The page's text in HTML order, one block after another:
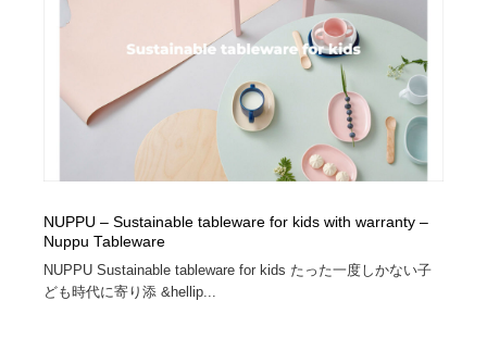
NUPPU – Sustainable tableware for kids with warranty –
Nuppu Tableware
NUPPU Sustainable tableware for kids たった一度しかない子
ども時代に寄り添 &hellip...